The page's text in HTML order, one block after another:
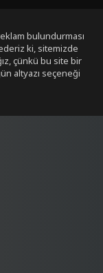
bulundurması
ki, sitemizde
çünkü bu site bir
altyazı seçeneği